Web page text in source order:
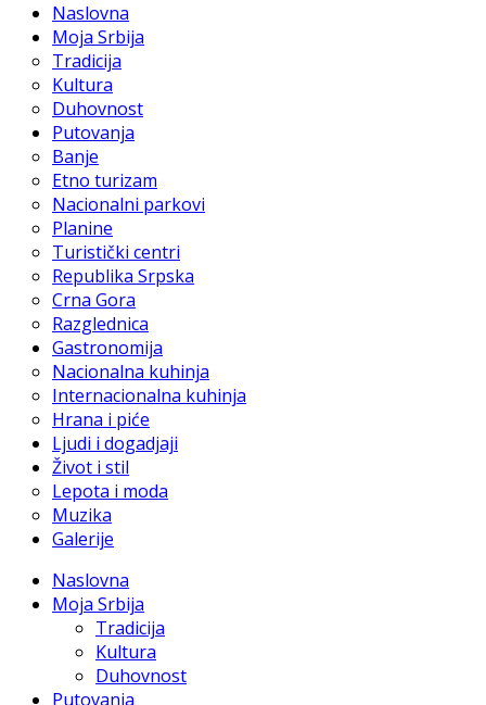
Naslovna
Moja Srbija
Tradicija
Kultura
Duhovnost
Putovanja
Banje
Etno turizam
Nacionalni parkovi
Planine
Turistički centri
Republika Srpska
Crna Gora
Razglednica
Gastronomija
Nacionalna kuhinja
Internacionalna kuhinja
Hrana i piće
Ljudi i dogadjaji
Život i stil
Lepota i moda
Muzika
Galerije
Naslovna
Moja Srbija
Tradicija
Kultura
Duhovnost
Putovanja